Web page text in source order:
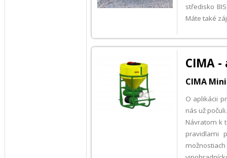
středisko
Máte také
CIMA
CIMA
O aplikácii
nás už počuli.
Návratom k
pravidlami